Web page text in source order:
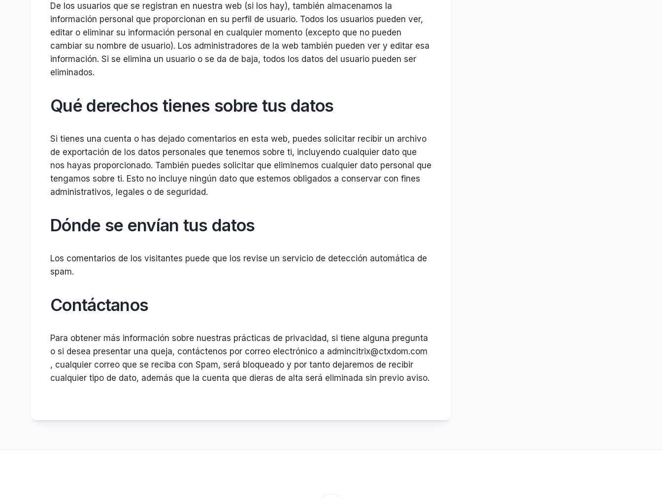
De los usuarios que se registran en nuestra web (si los hay), también almacenamos la
información personal que proporcionan en su perfil de usuario. Todos los usuarios pueden ver,
editar o eliminar su información personal en cualquier momento (excepto que no pueden
cambiar su nombre de usuario). Los administradores de la web también pueden ver y editar esa
información. Si se elimina un usuario o se da de baja, todos los datos del usuario pueden ser
eliminados.
Qué derechos tienes sobre tus datos
Si tienes una cuenta o has dejado comentarios en esta web, puedes solicitar recibir un archivo
de exportación de los datos personales que tenemos sobre ti, incluyendo cualquier dato que
nos hayas proporcionado. También puedes solicitar que eliminemos cualquier dato personal que
tengamos sobre ti. Esto no incluye ningún dato que estemos obligados a conservar con fines
administrativos, legales o de seguridad.
Dónde se envían tus datos
Los comentarios de los visitantes puede que los revise un servicio de detección automática de
spam.
Contáctanos
Para obtener más información sobre nuestras prácticas de privacidad, si tiene alguna pregunta
o si desea presentar una queja, contáctenos por correo electrónico a admincitrix@ctxdom.com
, cualquier correo que se reciba con Spam, será bloqueado y por tanto dejaremos de recibir
cualquier tipo de dato, además que la cuenta que dieras de alta será eliminada sin previo aviso.